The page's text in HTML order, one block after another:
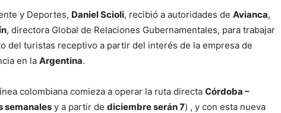
y Deportes, Daniel Scioli, recibió a autoridades de Avianca,
, directora Global de Relaciones Gubernamentales, para trabajar
del turistas receptivo a partir del interés de la empresa de
en la Argentina.
colombiana comieza a operar la ruta directa Córdoba –
semanales y a partir de diciembre serán 7) , y con esta nueva